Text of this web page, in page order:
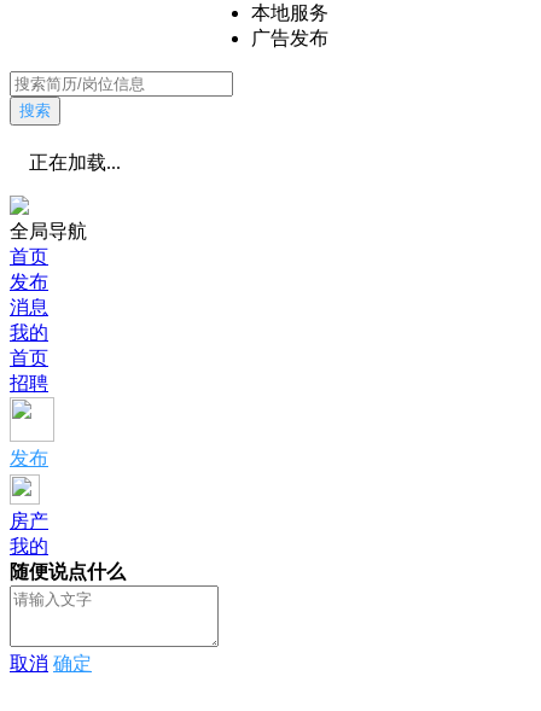
本地服务
广告发布
搜索
正在加载...
全局导航
首页
发布
消息
我的
首页
招聘
发布
房产
我的
随便说点什么
取消 确定